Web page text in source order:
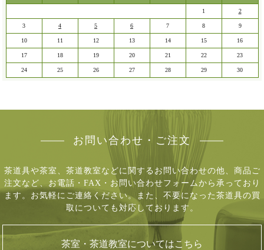
1 2
3 4 5 6 7 8 9
10 11 12 13 14 15 16
17 18 19 20 21 22 23
24 25 26 27 28 29 30
お問い合わせ・ご注文
茶道具や茶室、茶道教室などに関するお問い合わせの他、商品ご
注文など、 お電話・FAX・お問い合わせフォームから承っており
ます。お気軽にご連絡ください。 また、不要になった茶道具の買
取についても対応しております。
茶室・茶道教室についてはこちら